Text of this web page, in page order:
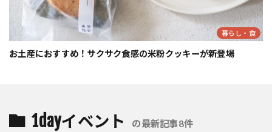
暮らし・食
お土産におすすめ！サクサク食感の米粉クッキーが新登場
1dayイベント の最新記事8件